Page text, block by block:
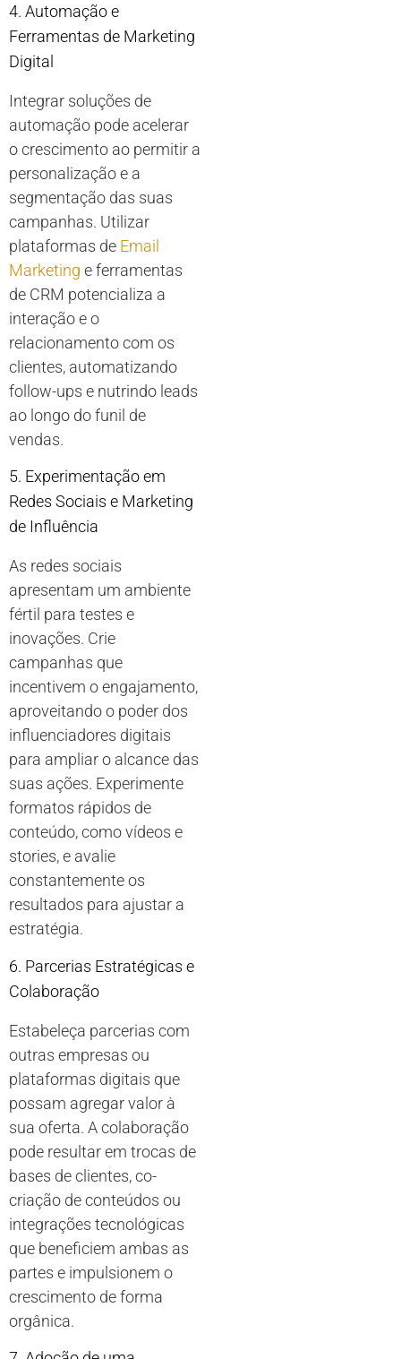
4. Automação e
Ferramentas de Marketing
Digital
Integrar soluções de
automação pode acelerar
o crescimento ao permitir a
personalização e a
segmentação das suas
campanhas. Utilizar
plataformas de Email
Marketing e ferramentas
de CRM potencializa a
interação e o
relacionamento com os
clientes, automatizando
follow-ups e nutrindo leads
ao longo do funil de
vendas.
5. Experimentação em
Redes Sociais e Marketing
de Influência
As redes sociais
apresentam um ambiente
fértil para testes e
inovações. Crie
campanhas que
incentivem o engajamento,
aproveitando o poder dos
influenciadores digitais
para ampliar o alcance das
suas ações. Experimente
formatos rápidos de
conteúdo, como vídeos e
stories, e avalie
constantemente os
resultados para ajustar a
estratégia.
6. Parcerias Estratégicas e
Colaboração
Estabeleça parcerias com
outras empresas ou
plataformas digitais que
possam agregar valor à
sua oferta. A colaboração
pode resultar em trocas de
bases de clientes, co-
criação de conteúdos ou
integrações tecnológicas
que beneficiem ambas as
partes e impulsionem o
crescimento de forma
orgânica.